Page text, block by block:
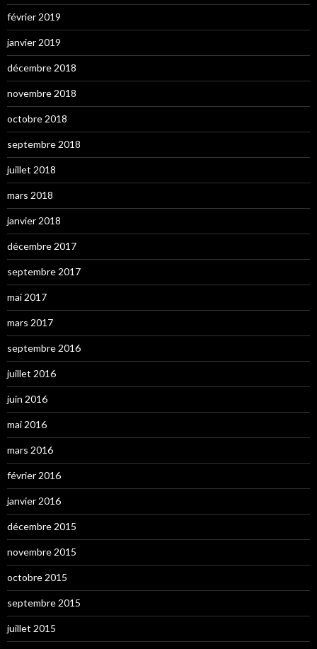
février 2019
janvier 2019
décembre 2018
novembre 2018
octobre 2018
septembre 2018
juillet 2018
mars 2018
janvier 2018
décembre 2017
septembre 2017
mai 2017
mars 2017
septembre 2016
juillet 2016
juin 2016
mai 2016
mars 2016
février 2016
janvier 2016
décembre 2015
novembre 2015
octobre 2015
septembre 2015
juillet 2015